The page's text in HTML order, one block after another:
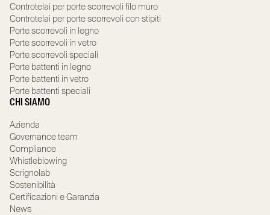
Controtelai per porte scorrevoli filo muro
Controtelai per porte scorrevoli con stipiti
Porte scorrevoli in legno
Porte scorrevoli in vetro
Porte scorrevoli speciali
Porte battenti in legno
Porte battenti in vetro
Porte battenti speciali
CHI SIAMO
Azienda
Governance team
Compliance
Whistleblowing
Scrignolab
Sostenibilità
Certificazioni e Garanzia
News